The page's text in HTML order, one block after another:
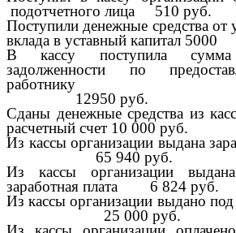
подотчетного лица 510 руб.
Поступили денежные средства от
вклада в уставный капитал 5000
В кассу поступила
задолженности по
12950 руб.
Сданы денежные средства из
расчетный счет 10 000 руб.
Из кассы организации выдана
65 940 руб.
Из кассы организации выдана
заработная плата 6 824 руб.
Из кассы организации
25 000 руб.